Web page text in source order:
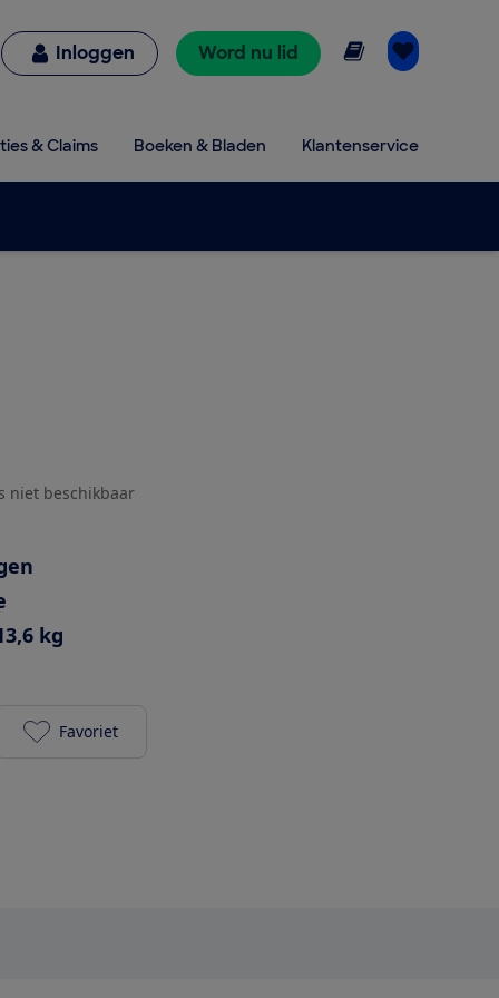
Inloggen Word nu lid Online lezen
& Claims Boeken & Bladen Klantenservice
niet beschikbaar
kg
Cybex Priam (2022) toevoegen aan je favorieten
Favoriet